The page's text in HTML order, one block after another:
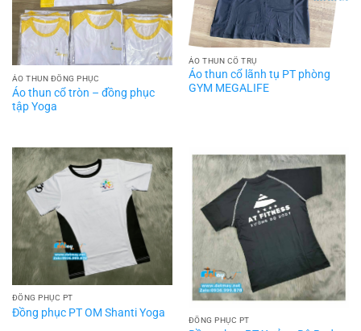
ÁO THUN ĐỒNG PHỤC
Áo thun cổ tròn – đồng phục
tập Yoga
ÁO THUN CỔ TRỤ
Áo thun cổ lãnh tụ PT phòng
GYM MEGALIFE
ĐỒNG PHỤC PT
Đồng phục PT OM Shanti Yoga
ĐỒNG PHỤC PT